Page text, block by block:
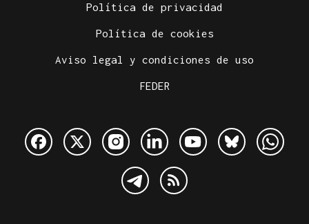
Política de privacidad
Política de cookies
Aviso legal y condiciones de uso
FEDER